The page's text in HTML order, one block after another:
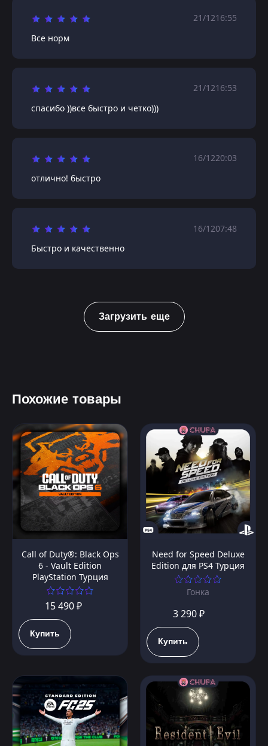
21/1216:55
Все норм
21/1216:53
спасибо ))все быстро и четко)))
16/1220:03
отлично! быстро
16/1207:48
Быстро и качественно
Загрузить еще
Похожие товары
Call of Duty®: Black Ops
6 - Vault Edition
PlayStation Турция
15 490 ₽
Купить
Need for Speed Deluxe
Edition для PS4 Турция
Гонка
3 290 ₽
Купить